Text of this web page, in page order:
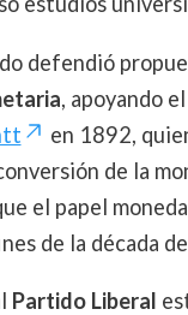
defendió
, apoyando
en 1892,
de la
el papel
de la década
Partido Liberal